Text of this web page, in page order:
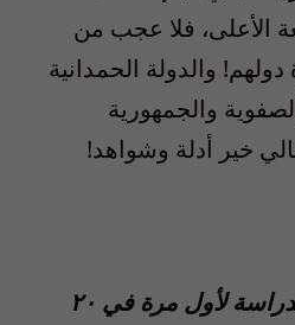
الأعلى، فلا عجب من
والدولة الحمدانية
والجمهورية
خير أدلة وشواهد!
نشر “الشفاف” هذه الدراسة لأول مرة في ٢٠